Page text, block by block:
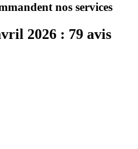
nos services
2026 : 79 avis